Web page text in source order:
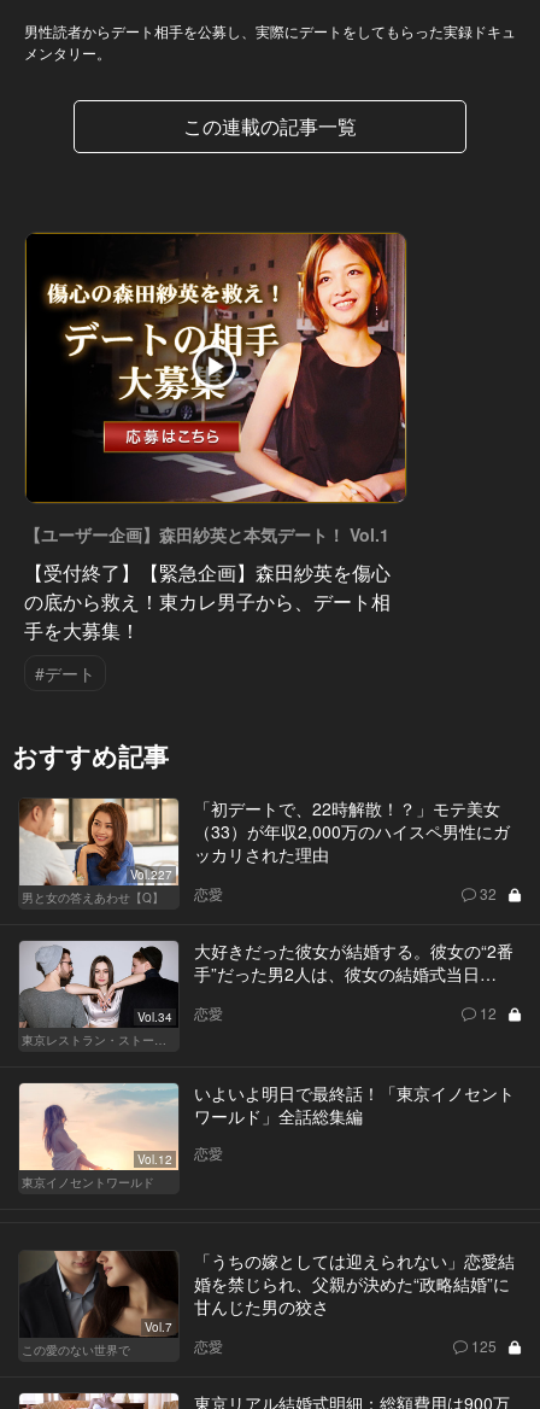
男性読者からデート相手を公募し、実際にデートをしてもらった実録ドキュ
メンタリー。
この連載の記事一覧
【ユーザー企画】森田紗英と本気デート！ Vol.1
【受付終了】【緊急企画】森田紗英を傷心
の底から救え！東カレ男子から、デート相
手を大募集！
#デート
おすすめ記事
Vol.227
男と女の答えあわせ【Q】
「初デートで、22時解散！？」モテ美女
（33）が年収2,000万のハイスペ男性にガ
ッカリされた理由
恋愛 32
Vol.34
東京レストラン・ストーリー
大好きだった彼女が結婚する。彼女の“2番
手”だった男2人は、彼女の結婚式当日…
恋愛 12
Vol.12
東京イノセントワールド
いよいよ明日で最終話！「東京イノセント
ワールド」全話総集編
恋愛
Vol.7
この愛のない世界で
「うちの嫁としては迎えられない」恋愛結
婚を禁じられ、父親が決めた“政略結婚”に
甘んじた男の狡さ
恋愛 125
東京リアル結婚式明細：総額費用は900万